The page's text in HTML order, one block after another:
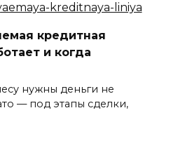
кредитная
и когда
нужны деньги не
— под этапы сделки,